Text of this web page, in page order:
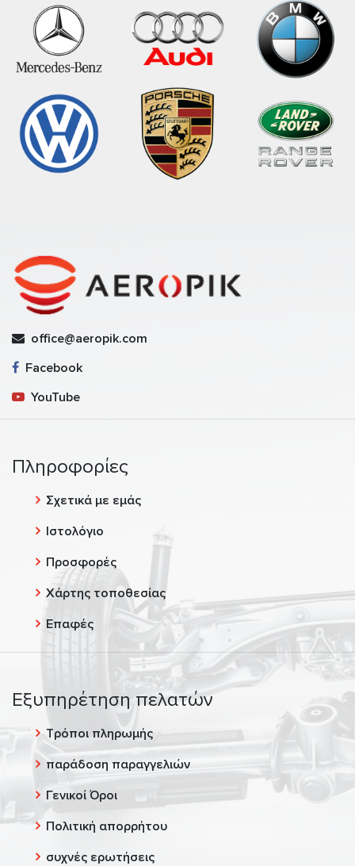
office@aeropik.com
Facebook
YouTube
Πληροφορίες
Σχετικά με εμάς
Ιστολόγιο
Προσφορές
Χάρτης τοποθεσίας
Επαφές
Εξυπηρέτηση πελατών
Τρόποι πληρωμής
παράδοση παραγγελιών
Γενικοί Όροι
Πολιτική απορρήτου
συχνές ερωτήσεις